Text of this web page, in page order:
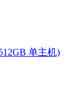
单主机)